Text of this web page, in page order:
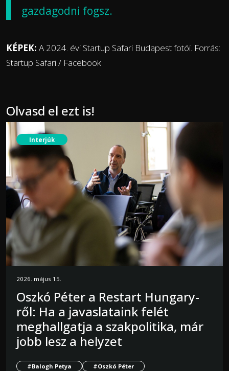
gazdagodni fogsz.
KÉPEK: A 2024. évi Startup Safari Budapest fotói. Forrás:
Startup Safari / Facebook
Olvasd el ezt is!
Interjúk
2026. május 15.
Oszkó Péter a Restart Hungary-
ről: Ha a javaslataink felét
meghallgatja a szakpolitika, már
jobb lesz a helyzet
#Balogh Petya
#Oszkó Péter